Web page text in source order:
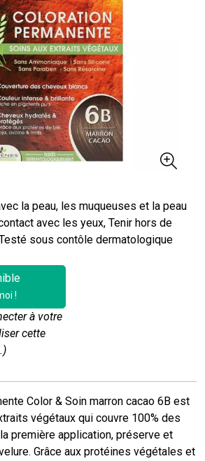
la peau, les muqueuses et la peau
avec les yeux, Tenir hors de
sous contôle dermatologique
!
à votre
cette
Color & Soin marron cacao 6B est
végétaux qui couvre 100% des
première application, préserve et
Grâce aux protéines végétales et